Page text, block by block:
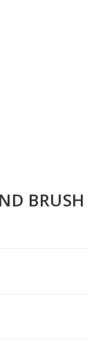
BRUSH